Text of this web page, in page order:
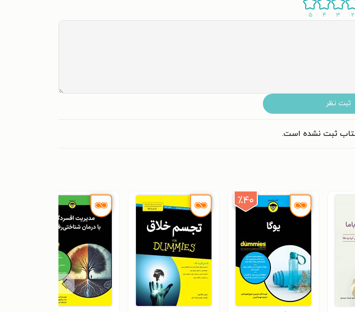
۲ ۳ ۴ ۵
ثبت نظر
ثبت نشده است.
٪۴۰